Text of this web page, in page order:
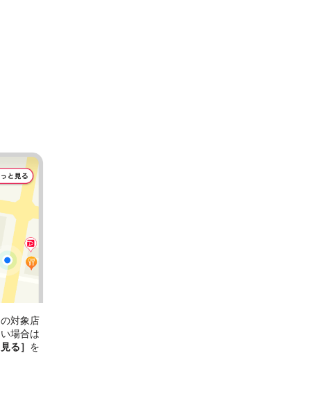
対象店
場合は
る］ を